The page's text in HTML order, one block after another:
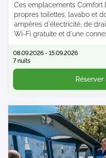
Ces emplacements Comfort
propres toilettes, lavabo et
ampères d'électricité, de
Wi-Fi gratuite et d'une
08.09.2026 - 15.09.2026
7 nuits